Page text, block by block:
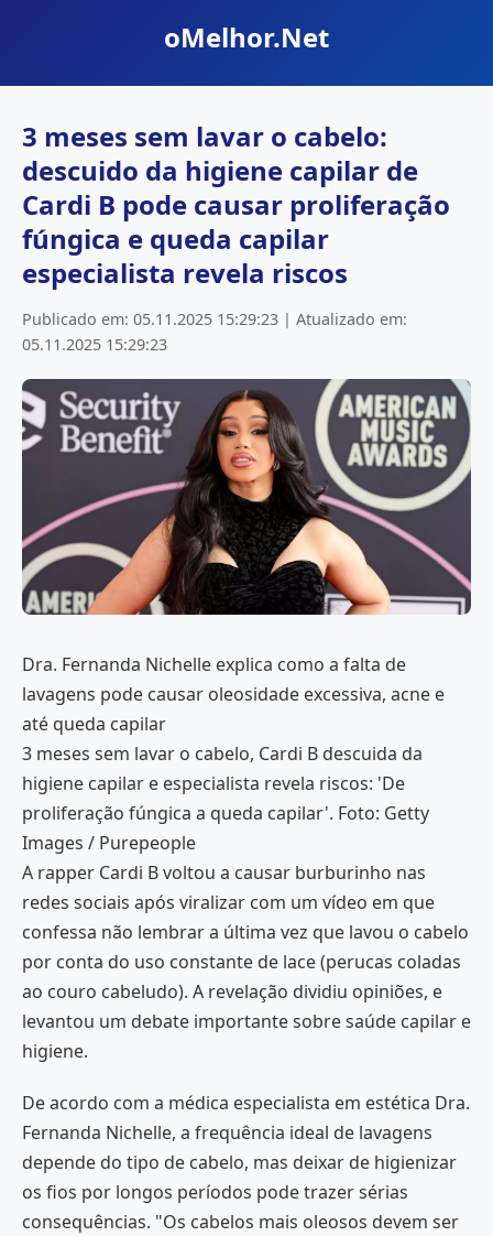
oMelhor.Net
3 meses sem lavar o cabelo:
descuido da higiene capilar de
Cardi B pode causar proliferação
fúngica e queda capilar
especialista revela riscos
Publicado em: 05.11.2025 15:29:23 | Atualizado em:
05.11.2025 15:29:23
Dra. Fernanda Nichelle explica como a falta de
lavagens pode causar oleosidade excessiva, acne e
até queda capilar
3 meses sem lavar o cabelo, Cardi B descuida da
higiene capilar e especialista revela riscos: 'De
proliferação fúngica a queda capilar'. Foto: Getty
Images / Purepeople
A rapper Cardi B voltou a causar burburinho nas
redes sociais após viralizar com um vídeo em que
confessa não lembrar a última vez que lavou o cabelo
por conta do uso constante de lace (perucas coladas
ao couro cabeludo). A revelação dividiu opiniões, e
levantou um debate importante sobre saúde capilar e
higiene.
De acordo com a médica especialista em estética Dra.
Fernanda Nichelle, a frequência ideal de lavagens
depende do tipo de cabelo, mas deixar de higienizar
os fios por longos períodos pode trazer sérias
consequências. "Os cabelos mais oleosos devem ser